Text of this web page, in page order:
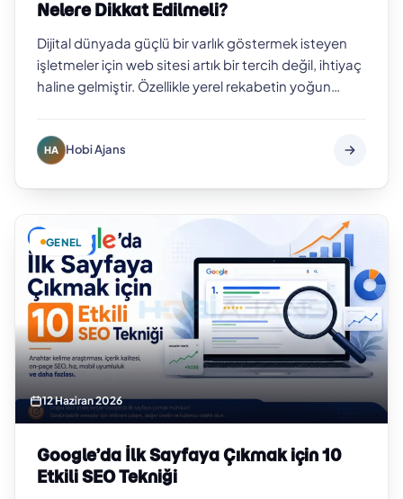
Nelere Dikkat Edilmeli?
Dijital dünyada güçlü bir varlık göstermek isteyen
işletmeler için web sitesi artık bir tercih değil, ihtiyaç
haline gelmiştir. Özellikle yerel rekabetin yoğun
HA Hobi Ajans
GENEL
12 Haziran 2026
Google’da İlk Sayfaya Çıkmak için 10
Etkili SEO Tekniği